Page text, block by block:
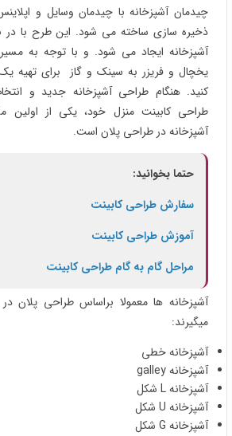
چیدمان آشپزخانه با چیدمان وسایل و
ذخیره سازی ساخته می شود. این طرح با در
آشپزخانه ایجاد می شود. و با توجه به
یخچال و فریزر به سینک و گاز برای تهیه
کنید. هنگام طراحی آشپزخانه جدید و
طراحی کابینت منزل خود، یکی از اولین
آشپزخانه در طراحی پلان است.
حتما بخوانید:
سفارش طراحی کابینت
آموزش طراحی کابینت
مراحل گام به گام طراحی کابینت
آشپزخانه ها معمولا براساس طراحی پلان در
میگیرند:
آشپزخانه خطی
آشپزخانه galley
آشپزخانه L شکل
آشپزخانه U شکل
آشپزخانه G شکل